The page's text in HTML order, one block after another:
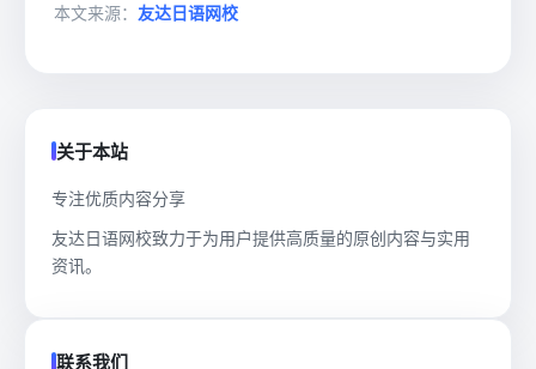
本文来源： 友达日语网校
关于本站
专注优质内容分享
友达日语网校致力于为用户提供高质量的原创内容与实用
资讯。
联系我们